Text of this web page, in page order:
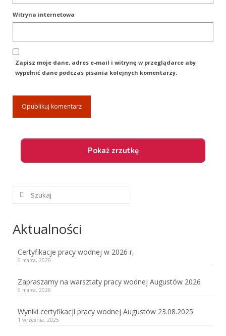
Sekcja Pomocy +48509935872
e-mail: terranova.nowofundland@gmail.com
Facebook
Witryna internetowa
Zapisz moje dane, adres e-mail i witrynę w przeglądarce aby
wypełnić dane podczas pisania kolejnych komentarzy.
Szuklaj
Aktualności
Certyfikacje pracy wodnej w 2026 r,
6 marca, 2026
Zapraszamy na warsztaty pracy wodnej Augustów 2026
6 marca, 2026
Wyniki certyfikacji pracy wodnej Augustów 23.08.2025
1 września, 2025